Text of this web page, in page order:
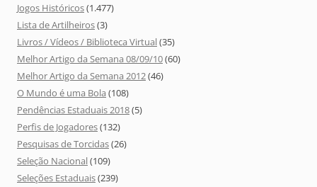
Jogos Históricos(1.477)
Lista de Artilheiros(3)
Livros / Vídeos / Biblioteca Virtual(35)
Melhor Artigo da Semana 08/09/10(60)
Melhor Artigo da Semana 2012(46)
O Mundo é uma Bola (108)
Pendências Estaduais 2018(5)
Perfis de Jogadores(132)
Pesquisas de Torcidas(26)
Seleção Nacional(109)
Seleções Estaduais(239)